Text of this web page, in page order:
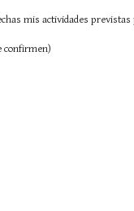
mis actividades previstas
confirmen)